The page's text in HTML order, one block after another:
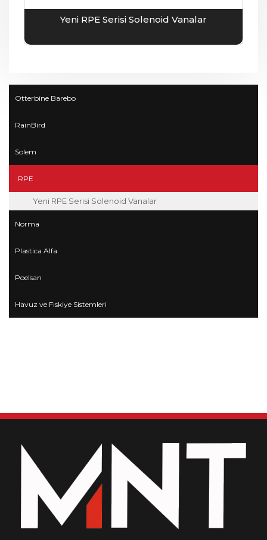
Yeni RPE Serisi Solenoid Vanalar
Otterbine Barebo
RainBird
Solem
RPE
Yeni RPE Serisi Solenoid Vanalar
Norma
Plastica Alfa
Poelsan
Havuz ve Fıskiye Sistemleri